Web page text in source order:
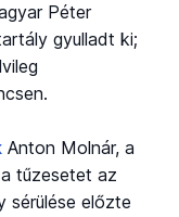
Péter
gyulladt ki;
Anton Molnár, a
tűzesetet az
sérülése előzte